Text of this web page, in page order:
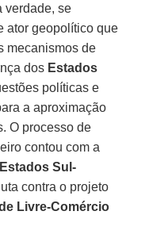
verdade, se
ator geopolítico que
mecanismos de
dos Estados
políticas e
a aproximação
O processo de
contou com a
Sul-
contra o projeto
Livre-Comércio